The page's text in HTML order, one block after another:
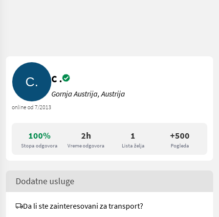
100%
Stopa odgovora
2h
Vreme odgovora
1
Lista želja
+500
Pogleda
online od 7/2013
C .
Gornja Austrija, Austrija
Dodatne usluge
Da li ste zainteresovani za transport?